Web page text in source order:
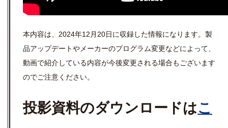
本内容は、2024年12月20日に収録した情報になります。製
品アップデートやメーカーのプログラム変更などによって、
動画で紹介している内容が今後変更される場合もございます
のでご注意ください。
投影資料のダウンロードはこ